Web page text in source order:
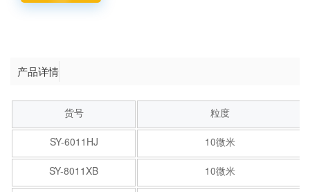
产品详情
货号 粒度
SY-6011HJ 10微米
SY-8011XB 10微米